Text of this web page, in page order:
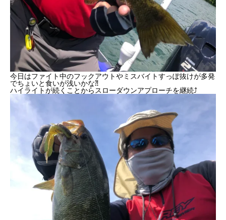
今日はファイト中のフックアウトやミスバイトすっぽ抜けが多発
でちょいと食いが浅いかな⁈
ハイライトが続くことからスローダウンアプローチを継続⤴︎